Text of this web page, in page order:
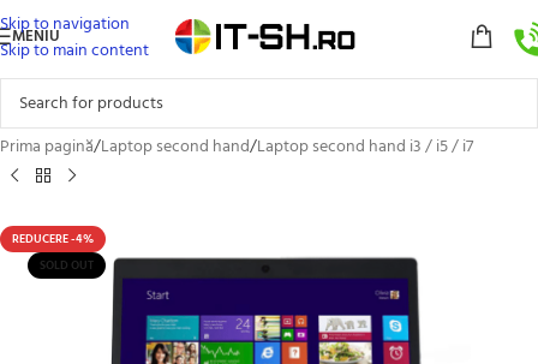
Skip to navigation
Skip to main content
MENIU
Prima pagină/Laptop second hand/Laptop second hand i3 / i5 / i7
REDUCERE -4%
SOLD OUT